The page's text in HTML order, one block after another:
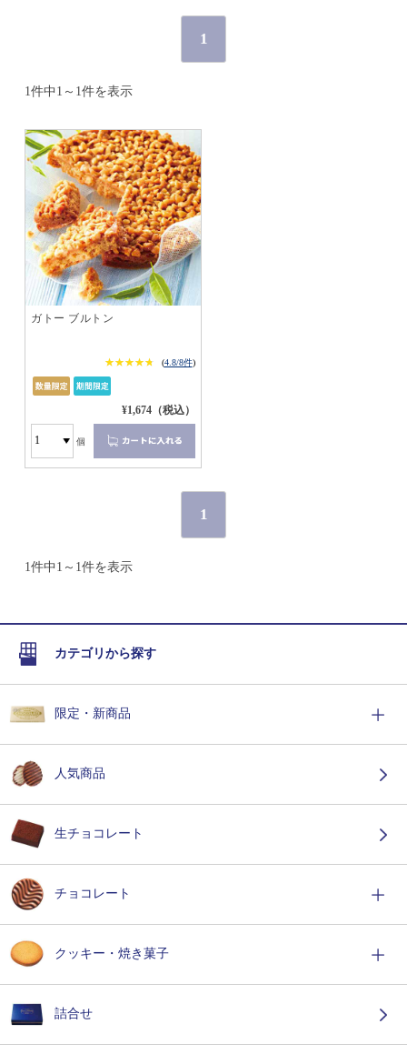
1
1件中1～1件を表示
ガトー ブルトン
★★★★★
★★★★★ (4.8/8件)
¥1,674（税込）
個
1
1件中1～1件を表示
カテゴリから探す
限定・新商品
人気商品
生チョコレート
チョコレート
クッキー・焼き菓子
詰合せ